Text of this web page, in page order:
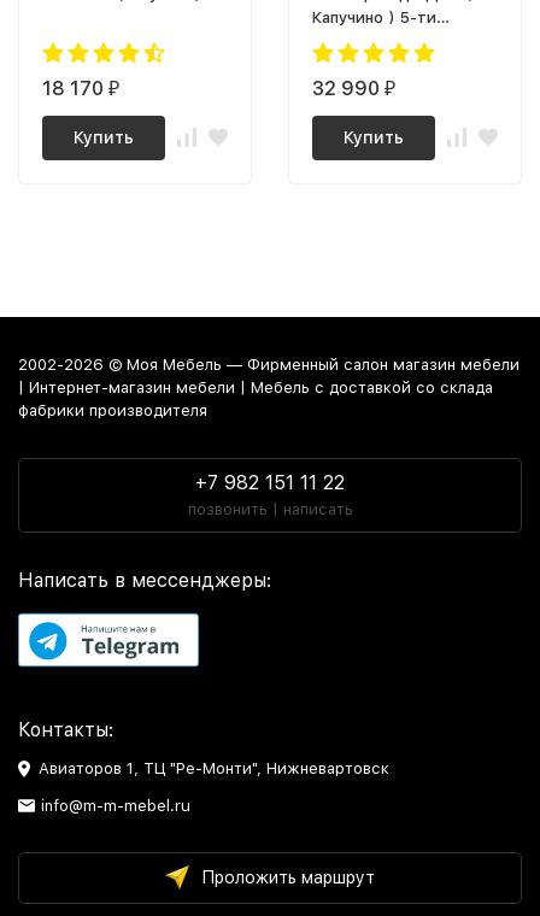
18 170 ₽
Купить
Капучино ) 5-ти
секционный Плюс
32 990 ₽
Купить
2002-2026 © Моя Мебель — Фирменный салон магазин мебели
| Интернет-магазин мебели | Мебель с доставкой со склада
фабрики производителя
+7 982 151 11 22
позвонить | написать
Написать в мессенджеры:
Контакты:
Авиаторов 1, ТЦ "Ре-Монти", Нижневартовск
info@m-m-mebel.ru
Проложить маршрут